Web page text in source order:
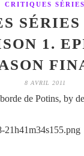
CRITIQUES SÉRIES
1.
8 AVRIL 2011
de Potins, by